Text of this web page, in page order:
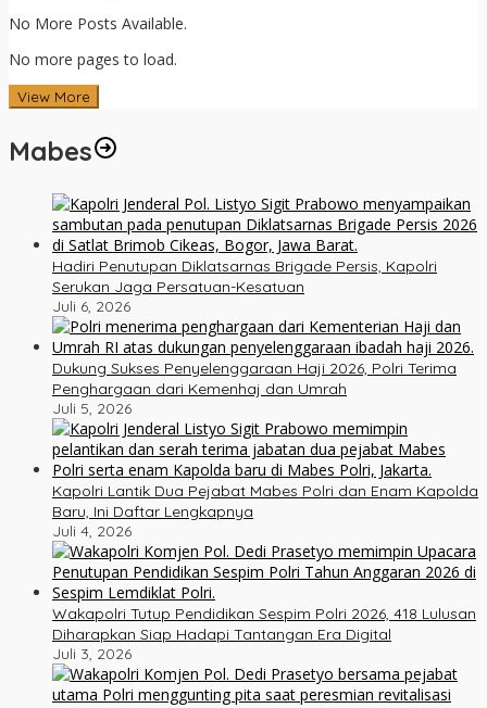
No More Posts Available.
No more pages to load.
View More
Mabes
Hadiri Penutupan Diklatsarnas Brigade Persis, Kapolri
Serukan Jaga Persatuan-Kesatuan
Juli 6, 2026
Dukung Sukses Penyelenggaraan Haji 2026, Polri Terima
Penghargaan dari Kemenhaj dan Umrah
Juli 5, 2026
Kapolri Lantik Dua Pejabat Mabes Polri dan Enam Kapolda
Baru, Ini Daftar Lengkapnya
Juli 4, 2026
Wakapolri Tutup Pendidikan Sespim Polri 2026, 418 Lulusan
Diharapkan Siap Hadapi Tantangan Era Digital
Juli 3, 2026